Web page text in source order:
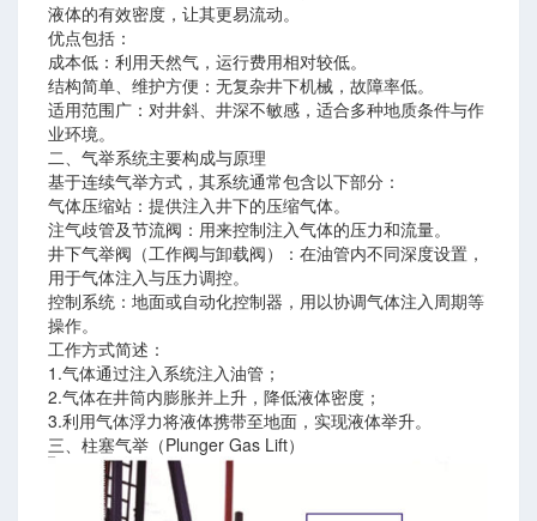
2018）
液体的有效密度，让其更易流动。
优点包括：
成本低：利用天然气，运行费用相对较低。
结构简单、维护方便：无复杂井下机械，故障率低。
适用范围广：对井斜、井深不敏感，适合多种地质条件与作
业环境。
二、气举系统主要构成与原理
基于连续气举方式，其系统通常包含以下部分：
气体压缩站：提供注入井下的压缩气体。
注气歧管及节流阀：用来控制注入气体的压力和流量。
井下气举阀（工作阀与卸载阀）：在油管内不同深度设置，
用于气体注入与压力调控。
控制系统：地面或自动化控制器，用以协调气体注入周期等
操作。
工作方式简述：
1.气体通过注入系统注入油管；
2.气体在井筒内膨胀并上升，降低液体密度；
3.利用气体浮力将液体携带至地面，实现液体举升。
三、柱塞气举（Plunger Gas Lift）